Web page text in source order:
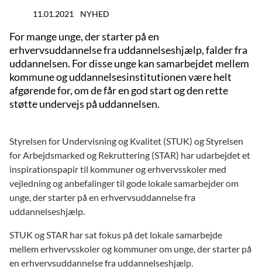
11.01.2021 NYHED
For mange unge, der starter på en
erhvervsuddannelse fra uddannelseshjælp, falder fra
uddannelsen. For disse unge kan samarbejdet mellem
kommune og uddannelsesinstitutionen være helt
afgørende for, om de får en god start og den rette
støtte undervejs på uddannelsen.
Styrelsen for Undervisning og Kvalitet (STUK) og Styrelsen
for Arbejdsmarked og Rekruttering (STAR) har udarbejdet et
inspirationspapir til kommuner og erhvervsskoler med
vejledning og anbefalinger til gode lokale samarbejder om
unge, der starter på en erhvervsuddannelse fra
uddannelseshjælp.
STUK og STAR har sat fokus på det lokale samarbejde
mellem erhvervsskoler og kommuner om unge, der starter på
en erhvervsuddannelse fra uddannelseshjælp.